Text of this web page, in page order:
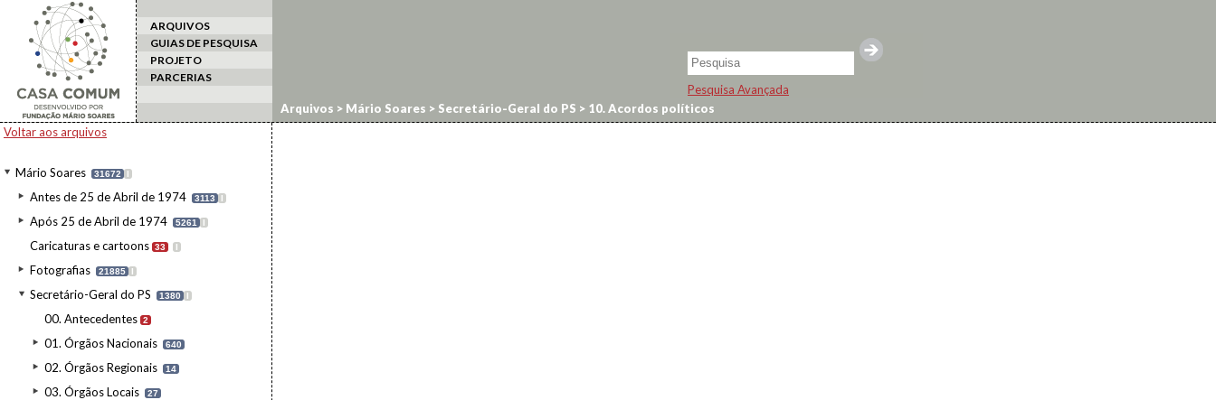
ARQUIVOS
GUIAS DE PESQUISA
PROJETO
PARCERIAS
Pesquisa Avançada
Voltar aos arquivos
Mário Soares 31672 I
Antes de 25 de Abril de 1974 3113 I
Após 25 de Abril de 1974 5261 I
Caricaturas e cartoons 33 I
Fotografias 21885 I
Secretário-Geral do PS 1380 I
00. Antecedentes 2
01. Órgãos Nacionais 640
02. Órgãos Regionais 14
03. Órgãos Locais 27
Arquivos > Mário Soares > Secretário-Geral do PS > 10. Acordos políticos